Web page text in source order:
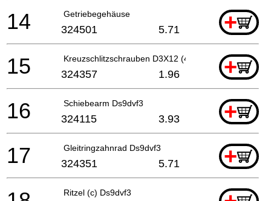
Getriebegehäuse +
14 324501 5.71
Kreuzschlitzschrauben D3X12 (4 Stück) +
15 324357 1.96
Schiebearm Ds9dvf3 +
16 324115 3.93
Gleitringzahnrad Ds9dvf3 +
17 324351 5.71
Ritzel (c) Ds9dvf3